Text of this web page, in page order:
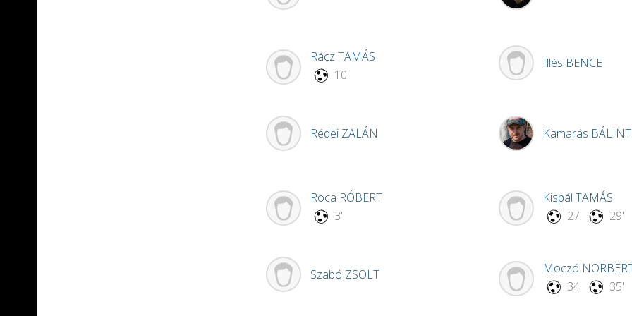
Rácz TAMÁS
10'
Rédei ZALÁN
Roca RÓBERT
3'
Szabó ZSOLT
Illés BENCE
Kamarás BÁLINT
Kispál TAMÁS
27'
29'
Moczó
34'
35'